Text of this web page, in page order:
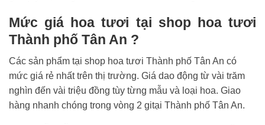
Mức giá hoa tươi tại shop hoa tươi
Thành phố Tân An ?
Các sản phẩm tại shop hoa tươi Thành phố Tân An có
mức giá rẻ nhất trên thị trường. Giá dao động từ vài trăm
nghìn đến vài triệu đồng tùy từng mẫu và loại hoa. Giao
hàng nhanh chóng trong vòng 2 gitại Thành phố Tân An.